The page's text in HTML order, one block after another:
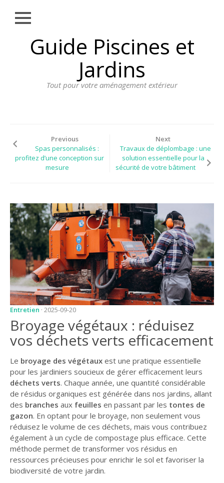
Guide Piscines et
Jardins
Tout pour votre aménagement extérieur
Close
AMÉNAGEMENT
EXTÉRIEUR
PLANTATIONS
REVÊTEMENT
DOSSIER
JARDIN
CONSEILS ET
ASTUCES
GUIDES
JARDIN
ENTRETIEN
PISCINE
PARTENAIRES
LIGNE JARDIN
INFO PAYSAGISTE
GUIDE JARDIN ET
PAYSAGE
GUIDE JARDIN
Previous
Spas personnalisés :
profitez d’une conception sur
mesure
Next
Travaux de déplombage : une
solution essentielle pour la
sécurité de votre bâtiment
Entretien · 2025-09-20
Broyage végétaux : réduisez
vos déchets verts efficacement
Le broyage des végétauxest une pratique essentielle
pour les jardiniers soucieux de gérer efficacement leurs
déchets verts. Chaque année, une quantité considérable
de résidus organiques est générée dans nos jardins, allant
des branches aux feuilles en passant par les tontes de
gazon. En optant pour le broyage, non seulement vous
réduisez le volume de ces déchets, mais vous contribuez
également à un cycle de compostage plus efficace. Cette
méthode permet de transformer vos résidus en
ressources précieuses pour enrichir le sol et favoriser la
biodiversité de votre jardin.